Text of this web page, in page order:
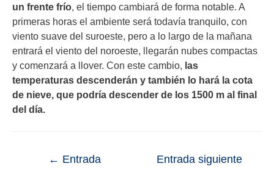
un frente frío, el tiempo cambiará de forma notable. A
primeras horas el ambiente será todavía tranquilo, con
viento suave del suroeste, pero a lo largo de la mañana
entrará el viento del noroeste, llegarán nubes compactas
y comenzará a llover. Con este cambio, las
temperaturas descenderán y también lo hará la cota
de nieve, que podría descender de los 1500 m al final
del día.
← Entrada
Entrada siguiente